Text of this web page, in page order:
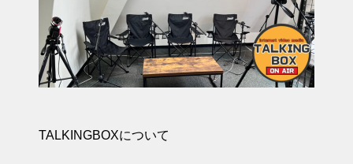
TALKINGBOXについて